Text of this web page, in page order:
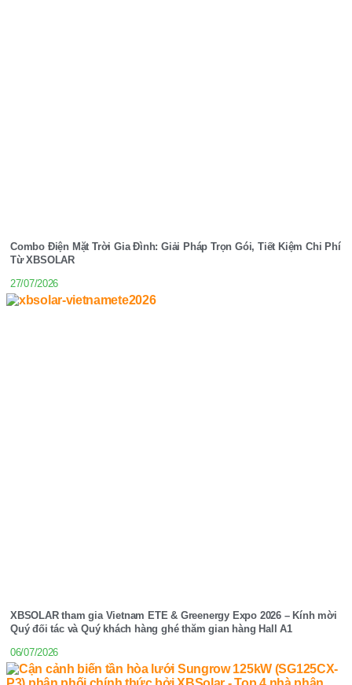
Combo Điện Mặt Trời Gia Đình: Giải Pháp Trọn Gói, Tiết Kiệm Chi Phí
Từ XBSOLAR
27/07/2026
XBSOLAR tham gia Vietnam ETE & Greenergy Expo 2026 – Kính mời
Quý đối tác và Quý khách hàng ghé thăm gian hàng Hall A1
06/07/2026